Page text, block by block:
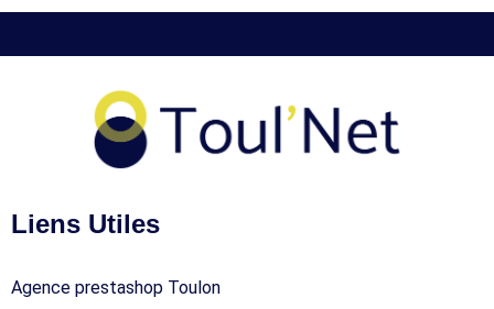
Liens Utiles
Agence prestashop Toulon